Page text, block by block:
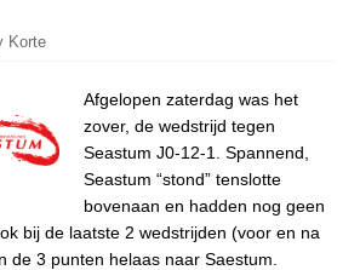
Korte
Afgelopen zaterdag was het
zover, de wedstrijd tegen
Seastum J0-12-1. Spannend,
Seastum “stond” tenslotte
bovenaan en hadden nog geen
bij de laatste 2 wedstrijden (voor en na
de 3 punten helaas naar Saestum.